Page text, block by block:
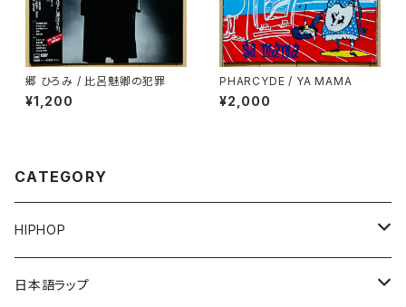
郷 ひろみ / 比呂魅卿の犯罪
¥1,200
PHARCYDE / YA MAMA
¥2,000
CATEGORY
HIPHOP
12"/7"
日本語ラップ